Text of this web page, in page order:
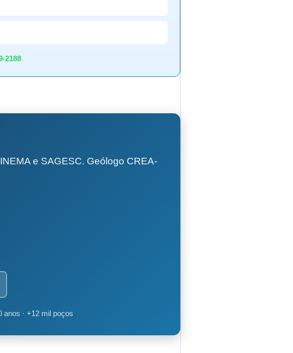
2188
e SAGESC. Geólogo CREA-
anos · +12 mil poços